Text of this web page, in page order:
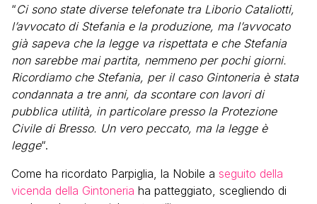
“Ci sono state diverse telefonate tra Liborio Cataliotti,
l’avvocato di Stefania e la produzione, ma l’avvocato
già sapeva che la legge va rispettata e che Stefania
non sarebbe mai partita, nemmeno per pochi giorni.
Ricordiamo che Stefania, per il caso Gintoneria è stata
condannata a tre anni, da scontare con lavori di
pubblica utilità, in particolare presso la Protezione
Civile di Bresso. Un vero peccato, ma la legge è
legge“.
Come ha ricordato Parpiglia, la Nobile a seguito della
vicenda della Gintoneria ha patteggiato, scegliendo di